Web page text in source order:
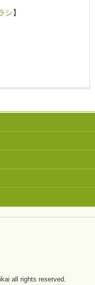
シ】
all rights reserved.